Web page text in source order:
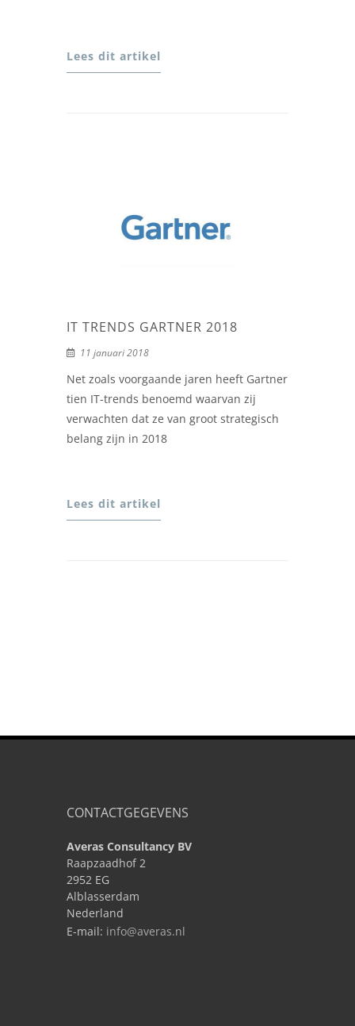
Lees dit artikel
IT TRENDS GARTNER 2018
11 januari 2018
Net zoals voorgaande jaren heeft Gartner
tien IT-trends benoemd waarvan zij
verwachten dat ze van groot strategisch
belang zijn in 2018
Lees dit artikel
CONTACTGEGEVENS
Averas Consultancy BV
Raapzaadhof 2
2952 EG
Alblasserdam
Nederland
E-mail: info@averas.nl